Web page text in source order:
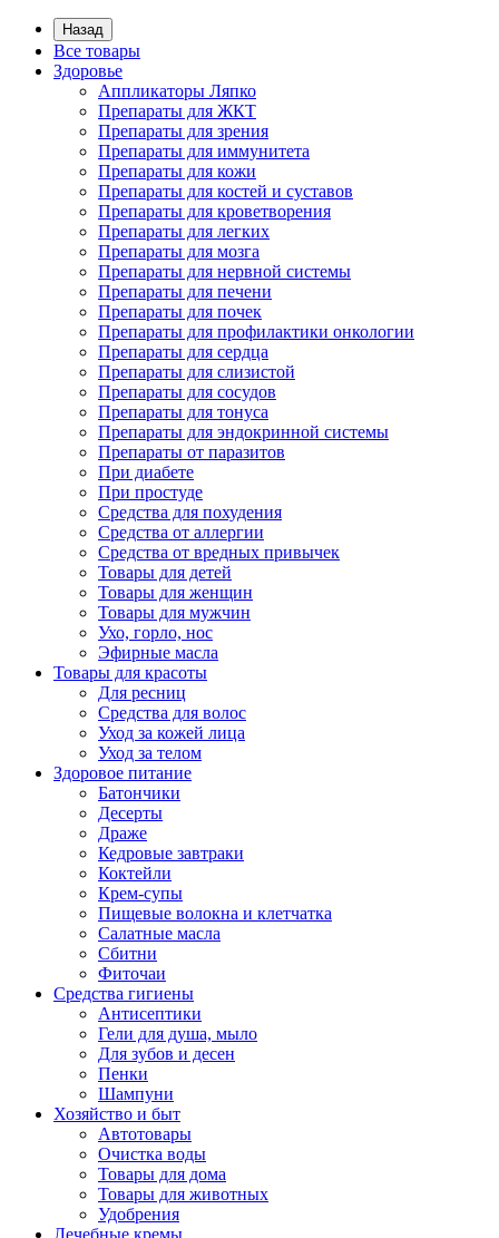
Назад
Все товары
Здоровье
Аппликаторы Ляпко
Препараты для ЖКТ
Препараты для зрения
Препараты для иммунитета
Препараты для кожи
Препараты для костей и суставов
Препараты для кроветворения
Препараты для легких
Препараты для мозга
Препараты для нервной системы
Препараты для печени
Препараты для почек
Препараты для профилактики онкологии
Препараты для сердца
Препараты для слизистой
Препараты для сосудов
Препараты для тонуса
Препараты для эндокринной системы
Препараты от паразитов
При диабете
При простуде
Средства для похудения
Средства от аллергии
Средства от вредных привычек
Товары для детей
Товары для женщин
Товары для мужчин
Ухо, горло, нос
Эфирные масла
Товары для красоты
Для ресниц
Средства для волос
Уход за кожей лица
Уход за телом
Здоровое питание
Батончики
Десерты
Драже
Кедровые завтраки
Коктейли
Крем-супы
Пищевые волокна и клетчатка
Салатные масла
Сбитни
Фиточаи
Средства гигиены
Антисептики
Гели для душа, мыло
Для зубов и десен
Пенки
Шампуни
Хозяйство и быт
Автотовары
Очистка воды
Товары для дома
Товары для животных
Удобрения
Лечебные кремы